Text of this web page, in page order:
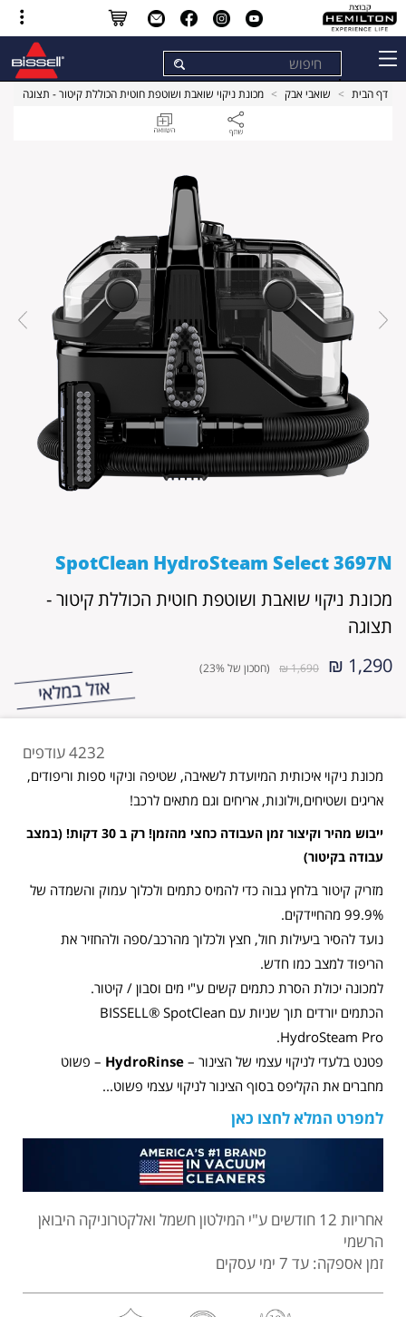
דף הבית > שואבי אבק > מכונת ניקוי שואבת ושוטפת חוטית הכוללת קיטור - תצוגה
SpotClean HydroSteam Select 3697N
מכונת ניקוי שואבת ושוטפת חוטית הכוללת קיטור -
תצוגה
1,290 ₪
1,690 ₪ (חסכון של 23%)
4232 עודפים
מכונת ניקוי איכותית המיועדת לשאיבה, שטיפה וניקוי ספות וריפודים,
אריגים ושטיחים,וילונות, אריחים וגם מתאים לרכב!
ייבוש מהיר וקיצור זמן העבודה כחצי מהזמן! רק ב 30 דקות! (במצב
עבודה בקיטור)
מזריק קיטור בלחץ גבוה כדי להמיס כתמים ולכלוך עמוק והשמדה של
99.9% מהחיידקים.
נועד להסיר ביעילות חול, חצץ ולכלוך מהרכב/ספה ולהחזיר את
הריפוד למצב כמו חדש.
למכונה יכולת הסרת כתמים קשים ע"י מים וסבון / קיטור.
הכתמים יורדים תוך שניות עם BISSELL® SpotClean
HydroSteam Pro.
פטנט בלעדי לניקוי עצמי של הצינור – HydroRinse – פשוט
מחברים את הקליפס בסוף הצינור לניקוי עצמי פשוט...
למפרט המלא לחצו כאן
אחריות 12 חודשים
ע"י המילטון חשמל ואלקטרוניקה היבואן
הרשמי
זמן אספקה: עד 7 ימי עסקים